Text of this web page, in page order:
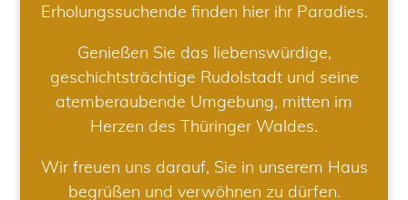
Erholungssuchende finden hier ihr Paradies.
Genießen Sie das liebenswürdige,
geschichtsträchtige Rudolstadt und seine
atemberaubende Umgebung, mitten im
Herzen des Thüringer Waldes.
Wir freuen uns darauf, Sie in unserem Haus
begrüßen und verwöhnen zu dürfen.